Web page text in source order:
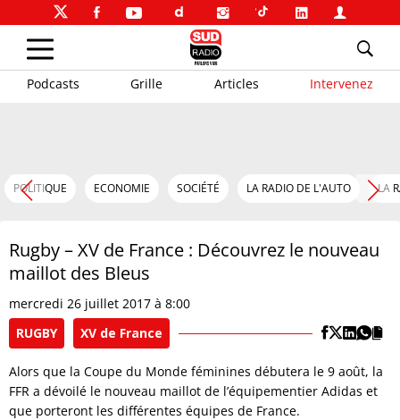
Podcasts Grille Articles Intervenez
POLITIQUE ECONOMIE SOCIÉTÉ LA RADIO DE L'AUTO LA
Rugby – XV de France : Découvrez le nouveau
maillot des Bleus
mercredi 26 juillet 2017 à 8:00
RUGBY
XV de France
Alors que la Coupe du Monde féminines débutera le 9 août, la
FFR a dévoilé le nouveau maillot de l’équipementier Adidas et
que porteront les différentes équipes de France.